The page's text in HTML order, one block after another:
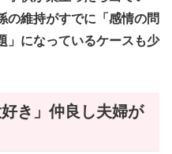
の維持がすでに「感情の問
」になっているケースも少
き」仲良し夫婦が